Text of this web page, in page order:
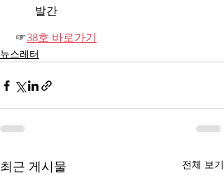
발간
☞38호 바로가기
뉴스레터
최근 게시물 전체 보기